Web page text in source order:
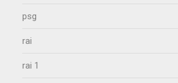
psg
rai
rai 1